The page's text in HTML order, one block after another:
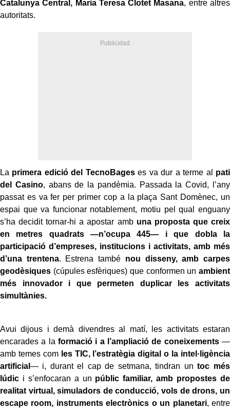
Catalunya Central, Maria Teresa Clotet Masana, entre altres
autoritats.
La primera edició del TecnoBageses va dur a terme al pati
del Casino, abans de la pandèmia. Passada la Covid, l’any
passat es va fer per primer cop a la plaça Sant Domènec, un
espai que va funcionar notablement, motiu pel qual enguany
s’ha decidit tornar-hi a apostar amb una proposta que creix
en metres quadrats —n’ocupa 445— i que dobla la
participació d’empreses, institucions i activitats, amb més
d’una trentena. Estrena també nou disseny, amb carpes
geodèsiques (cúpules esfèriques) que conformen un ambient
més innovador i que permeten duplicar les activitats
simultànies.
Avui dijous i demà divendres al matí, les activitats estaran
encarades a la formació i a l’ampliació de coneixements—
amb temes com les TIC, l’estratègia digital o la intel·ligència
artificial — i, durant el cap de setmana, tindran untoc més
lúdic i s’enfocaran a un públic familiar, amb propostes de
realitat virtual, simuladors de conducció, vols de drons, un
escape room, instruments electrònics o un planetari, entre